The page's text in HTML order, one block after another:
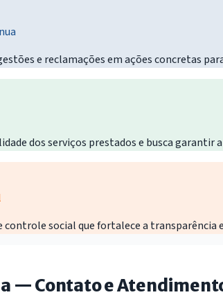
e reclamações em ações concretas
dos serviços prestados e busca garantir
social que fortalece a transparência
— Contato e